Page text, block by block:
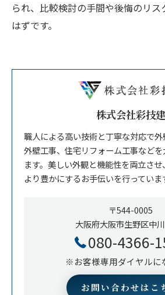
られ、比較検討の手間や後悔のリス
はずです。
株式会社彩技建
職人による高い技術と丁寧な対応で外
外壁工事、住宅リフォーム工事など
ます。美しい外観と機能性を両立さ
より豊かにするお手伝いを行っていま
〒544-0005
大阪府大阪市生野区中
080-4366-
※お客様専用ダイヤルに
お問い合わせはこ